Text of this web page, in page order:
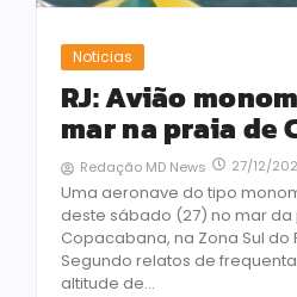
Noticias
RJ: Avião
mar na praia de
Redação MD News 27/12/
Uma aeronave do tipo
deste sábado (27) no mar da
Copacabana, na Zona Sul do
Segundo relatos de
altitude de...